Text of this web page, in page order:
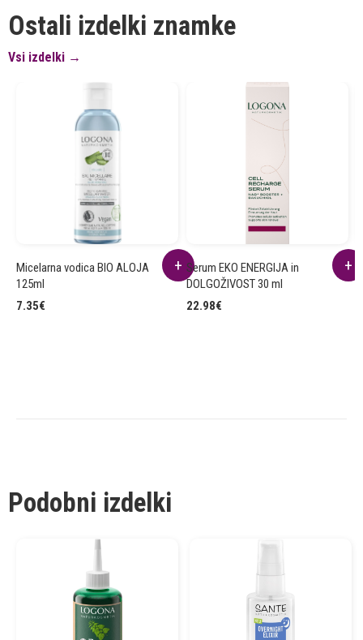
Ostali izdelki znamke
Vsi izdelki →
Micelarna vodica BIO ALOJA
125ml
7.35€
Serum EKO ENERGIJA in
DOLGOŽIVOST 30 ml
22.98€
Podobni izdelki